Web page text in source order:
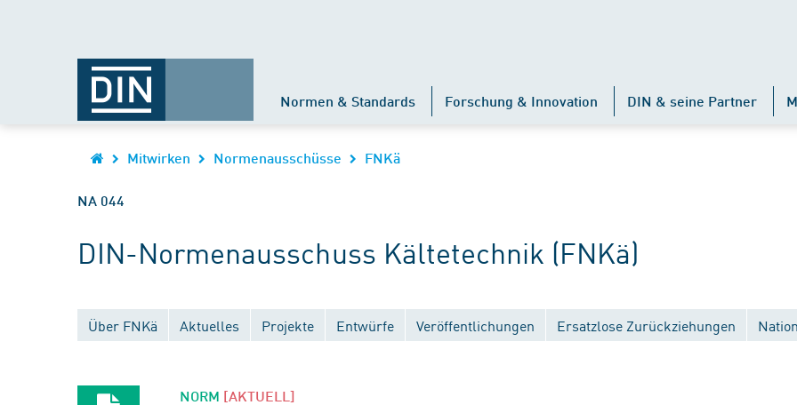
Normen & Standards Forschung & Innovation DIN & seine Partner
Mitwirken Normenausschüsse FNKä
NA 044
DIN-Normenausschuss Kältetechnik (FNKä)
Über FNKä Aktuelles Projekte Entwürfe Veröffentlichungen Ersatzlose Zurückziehungen
NORM [AKTUELL]